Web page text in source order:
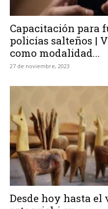
Capacitación para
policías salteños |
como modalidad...
27 de noviembre, 2023
Desde hoy hasta el